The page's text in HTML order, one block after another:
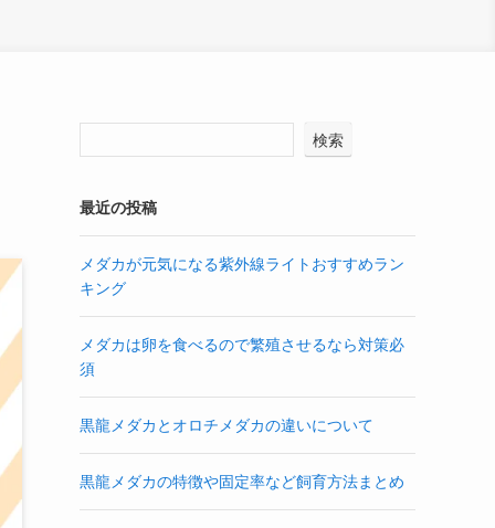
検索
最近の投稿
メダカが元気になる紫外線ライトおすすめラン
キング
メダカは卵を食べるので繁殖させるなら対策必
須
黒龍メダカとオロチメダカの違いについて
黒龍メダカの特徴や固定率など飼育方法まとめ